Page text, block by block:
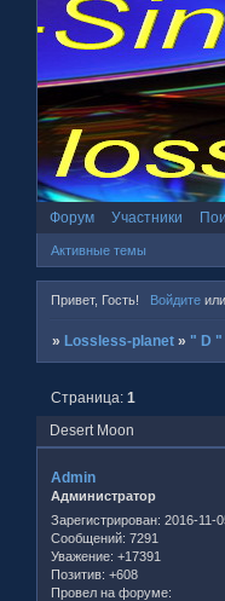
Форум Участники
Активные темы
Привет, Гость! Войдитеили
» Lossless-planet » " D "
Desert Moon
Страница:1
Admin
Администратор
Зарегистрирован: 2016-11-
Сообщений: 7291
Уважение: +17391
Позитив: +608
Провел на форуме: